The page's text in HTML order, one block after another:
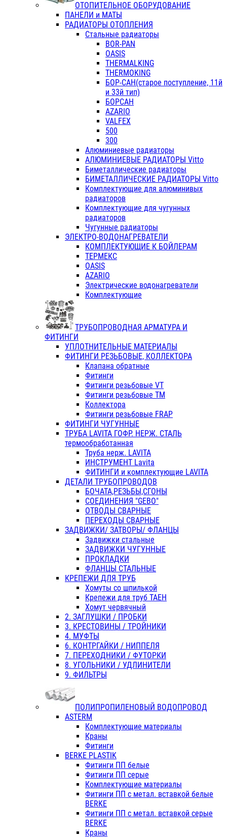
ОТОПИТЕЛЬНОЕ ОБОРУДОВАНИЕ
ПАНЕЛИ и МАТЫ
РАДИАТОРЫ ОТОПЛЕНИЯ
Стальные радиаторы
BOR-PAN
OASIS
THERMALKING
THERMOKING
БОР-САН(старое поступление, 11й
и 33й тип)
БОРСАН
AZARIO
VALFEX
500
300
Алюминиевые радиаторы
АЛЮМИНИЕВЫЕ РАДИАТОРЫ Vitto
Биметаллические радиаторы
БИМЕТАЛЛИЧЕСКИЕ РАДИАТОРЫ Vitto
Комплектующие для алюминивых
радиаторов
Комплектующие для чугунных
радиаторов
Чугунные радиаторы
ЭЛЕКТРО-ВОДОНАГРЕВАТЕЛИ
КОМПЛЕКТУЮЩИЕ К БОЙЛЕРАМ
ТЕРМЕКС
OASIS
AZARIO
Электрические водонагреватели
Комплектующие
ТРУБОПРОВОДНАЯ АРМАТУРА И
ФИТИНГИ
УПЛОТНИТЕЛЬНЫЕ МАТЕРИАЛЫ
ФИТИНГИ РЕЗЬБОВЫЕ, КОЛЛЕКТОРА
Клапана обратные
Фитинги
Фитинги резьбовые VT
Фитинги резьбовые ТМ
Коллектора
Фитинги резьбовые FRAP
ФИТИНГИ ЧУГУННЫЕ
ТРУБА LAVITA ГОФР. НЕРЖ. СТАЛЬ
термообработанная
Труба нерж. LAVITA
ИНСТРУМЕНТ Lavita
ФИТИНГИ и комплектующие LAVITA
ДЕТАЛИ ТРУБОПРОВОДОВ
БОЧАТА,РЕЗЬБЫ,СГОНЫ
СОЕДИНЕНИЯ "GEBO"
ОТВОДЫ СВАРНЫЕ
ПЕРЕХОДЫ СВАРНЫЕ
ЗАДВИЖКИ/ ЗАТВОРЫ/ ФЛАНЦЫ
Задвижки стальные
ЗАДВИЖКИ ЧУГУННЫЕ
ПРОКЛАДКИ
ФЛАНЦЫ СТАЛЬНЫЕ
КРЕПЕЖИ ДЛЯ ТРУБ
Хомуты со шпилькой
Крепежи для труб ТАЕН
Хомут червячный
2. ЗАГЛУШКИ / ПРОБКИ
3. КРЕСТОВИНЫ / ТРОЙНИКИ
4. МУФТЫ
6. КОНТРГАЙКИ / НИППЕЛЯ
7. ПЕРЕХОДНИКИ / ФУТОРКИ
8. УГОЛЬНИКИ / УДЛИНИТЕЛИ
9. ФИЛЬТРЫ
ПОЛИПРОПИЛЕНОВЫЙ ВОДОПРОВОД
ASTERM
Комплектующие материалы
Краны
Фитинги
BERKE PLASTIK
Фитинги ПП белые
Фитинги ПП серые
Комплектующие материалы
Фитинги ПП с метал. вставкой белые
BERKE
Фитинги ПП с метал. вставкой серые
BERKE
Краны